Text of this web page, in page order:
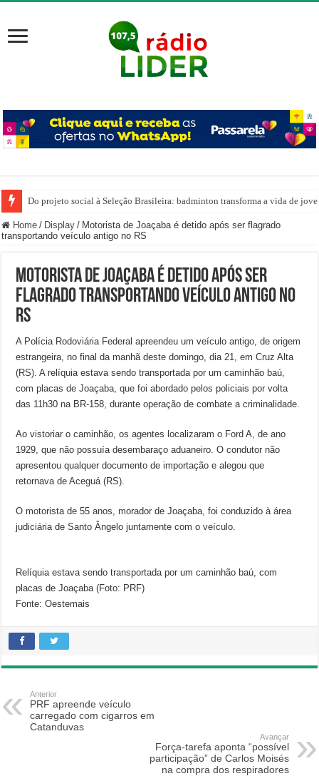
Do projeto social à Seleção Brasileira: badminton transforma a vida de
Home / Display / Motorista de Joaçaba é detido após ser flagrado
transportando veículo antigo no RS
Motorista de Joaçaba é detido após ser
flagrado transportando veículo antigo no
RS
A Polícia Rodoviária Federal apreendeu um veículo antigo, de origem
estrangeira, no final da manhã deste domingo, dia 21, em Cruz Alta
(RS). A relíquia estava sendo transportada por um caminhão baú,
com placas de Joaçaba, que foi abordado pelos policiais por volta
das 11h30 na BR-158, durante operação de combate a criminalidade.
Ao vistoriar o caminhão, os agentes localizaram o Ford A, de ano
1929, que não possuía desembaraço aduaneiro. O condutor não
apresentou qualquer documento de importação e alegou que
retornava de Aceguá (RS).
O motorista de 55 anos, morador de Joaçaba, foi conduzido à área
judiciária de Santo Ângelo juntamente com o veículo.
Relíquia estava sendo transportada por um caminhão baú, com
placas de Joaçaba (Foto: PRF)
Fonte: Oestemais
Anterior
PRF apreende veículo
carregado com cigarros em
Catanduvas
Avançar
Força-tarefa aponta “possível
participação” de Carlos Moisés
na compra dos respiradores